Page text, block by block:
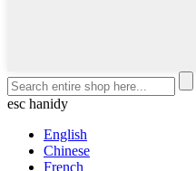
esc hanidy
English
Chinese
French